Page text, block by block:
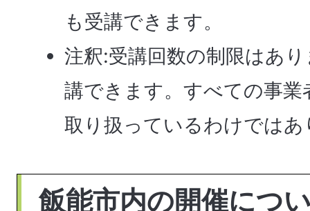
も受講できます。
注釈:受講回数の制限はあ
講できます。すべての事
取り扱っているわけでは
飯能市内の開催につ